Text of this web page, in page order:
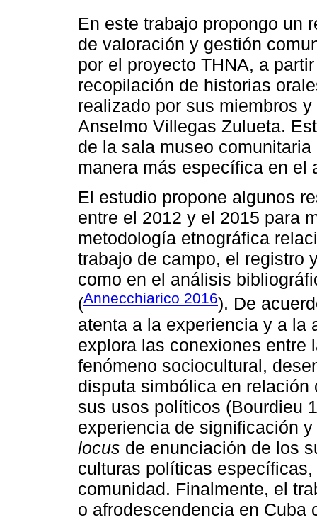
En este trabajo propongo un
de valoración y gestión
por el proyecto THNA, a
recopilación de historias
realizado por sus miembros
Anselmo Villegas Zulueta.
de la sala museo
manera más específica en el
El estudio propone algunos
entre el 2012 y el 2015 para
metodología etnográfica
trabajo de campo, el registro
como en el análisis
(Annecchiarico 2016). De
atenta a la experiencia y a la
explora las conexiones entre
fenómeno sociocultural,
disputa simbólica en
sus usos políticos (Bourdieu
experiencia de significación
locus de enunciación de los
culturas políticas
comunidad. Finalmente, el
o afrodescendencia en Cuba